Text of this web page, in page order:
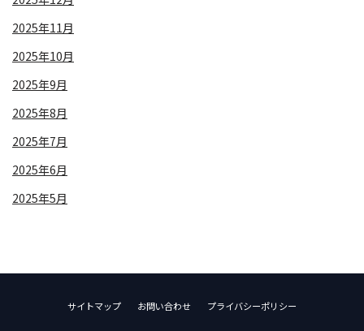
2025年11月
2025年10月
2025年9月
2025年8月
2025年7月
2025年6月
2025年5月
サイトマップ お問い合わせ プライバシーポリシー